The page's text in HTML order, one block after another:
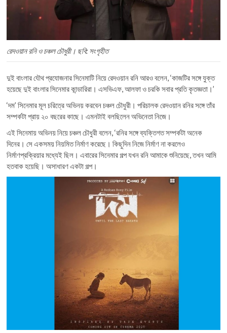
রেদওয়ান রনি ও চঞ্চল চৌধুরী। ছবি: সংগৃহীত
দুই বাংলার যৌথ প্রযোজনার সিনেমাটি নিয়ে রেদওয়ান রনি আরও বলেন, ‘কাজটির সঙ্গে যুক্ত
হয়েছে দুই বাংলার সিনেমার কান্ডারিরা। এসভিএফ, আলফা ও চরকি সবার প্রতি কৃতজ্ঞতা।’
‘দম’ সিনেমার মূল চরিত্রে অভিনয় করবেন চঞ্চল চৌধুরী। পরিচালক রেদওয়ান রনির সঙ্গে তাঁর
সম্পর্কটা প্রায় ২০ বছরের কাছে। এমনটাই বলছিলেন অভিনেতা নিজে।
এই সিনেমায় অভিনয় নিয়ে চঞ্চল চৌধুরী বলেন, ‘রনির সঙ্গে ব্যক্তিগত সম্পর্কটা অনেক
দিনের। সে একসময় নিয়মিত নির্মাণ করেছে। কিছুদিন নিজে নির্মাণ না করলেও
নির্মাণপ্রক্রিয়ার মধ্যেই ছিল। এবারের সিনেমার গল্প যখন রনি আমাকে শুনিয়েছে, তখন আমি
হতবাক হয়েছি। অসাধারণ একটা গল্প।